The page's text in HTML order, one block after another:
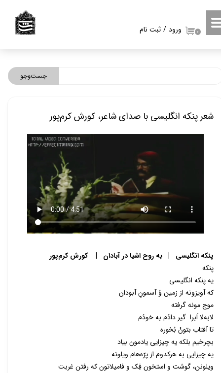
ورود / ثبت نام
حساب کاربری من
۰
شعر پنکه انگلیسی با صدای شاعر، کورش کرم‌پور
پنکه انگلیسی | به روح اشیا در آبادان | کورش کرم‌پور
پنکه
یه پنکه انگلیسی
که آویزونه از زمین‌ وُ آسمونِ آبودان
موج مونه گرفته
لا‌به‌لا اَبرا گیر دادُم به خودُم
تا آفتاب بتونْ بُخوره
بچرخیم بلکه یه چیزایی یادمون بیاد
یه چیزایی به هرکدوم از پرّه‌هام ویلونه
ویلونن‌، گوشت و استخون فِک و فامیلاتون که رفتن غربت
جست‌وجو